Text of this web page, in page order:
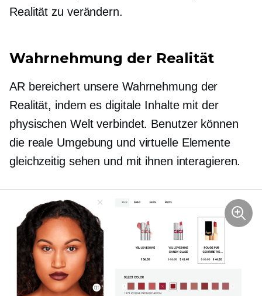
Realität zu verändern.
Wahrnehmung der Realität
AR bereichert unsere Wahrnehmung der
Realität, indem es digitale Inhalte mit der
physischen Welt verbindet. Benutzer können
die reale Umgebung und virtuelle Elemente
gleichzeitig sehen und mit ihnen interagieren.